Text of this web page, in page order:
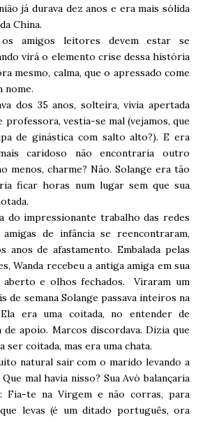
já durava dez anos e era mais sólida
China.
amigos leitores devem estar se
virá o elemento crise dessa história
mesmo, calma, que o apressado come
nome.
dos 35 anos, solteira, vivia apertada
professora, vestia-se mal (vejamos, que
de ginástica com salto alto?). E era
caridoso não encontraria outro
menos, charme? Não. Solange era tão
ficar horas num lugar sem que sua
do impressionante trabalho das redes
de infância se reencontraram,
anos de afastamento. Embalada pelas
Wanda recebeu a antiga amiga em sua
aberto e olhos fechados. Viraram um
de semana Solange passava inteiros na
era uma coitada, no entender de
de apoio. Marcos discordava. Dizia que
ser coitada, mas era uma chata.
natural sair com o marido levando a
mal havia nisso? Sua Avó balançaria
Fia-te na Virgem e não corras, para
levas (é um ditado português, ora